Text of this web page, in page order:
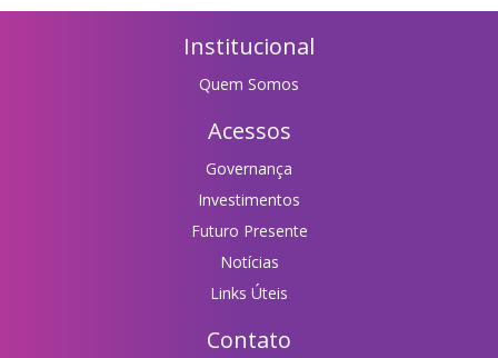
Institucional
Quem Somos
Acessos
Governança
Investimentos
Futuro Presente
Notícias
Links Úteis
Contato